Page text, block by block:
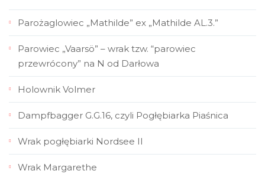
Parożaglowiec „Mathilde” ex „Mathilde AL.3.”
Parowiec „Vaarsö” – wrak tzw. “parowiec
przewrócony” na N od Darłowa
Holownik Volmer
Dampfbagger G.G.16, czyli Pogłębiarka Piaśnica
Wrak pogłębiarki Nordsee II
Wrak Margarethe